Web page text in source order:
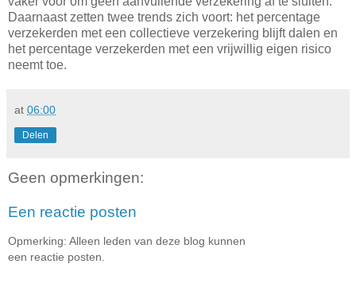
Daarnaast zetten twee trends zich voort: het percentage
verzekerden met een collectieve verzekering blijft dalen en
het percentage verzekerden met een vrijwillig eigen risico
neemt toe.
at 06:00
Delen
Geen opmerkingen:
Een reactie posten
Opmerking: Alleen leden van deze blog kunnen
een reactie posten.